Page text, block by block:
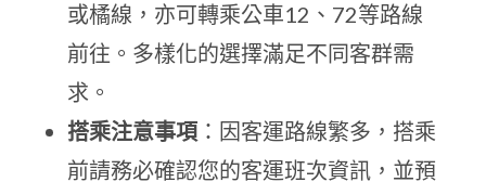
或橘線，亦可轉乘公車12、72等路線
前往。多樣化的選擇滿足不同客群需
求。
搭乘注意事項 ：因客運路線繁多，搭乘
前請務必確認您的客運班次資訊，並預